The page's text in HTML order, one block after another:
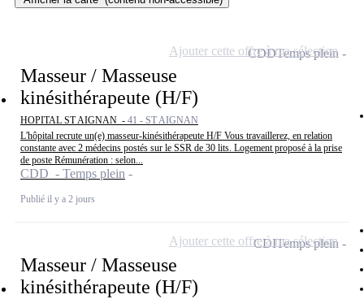
Masseur / Masseuse
kinésithérapeute (H/F)
HOPITAL ST AIGNAN - 41 - ST AIGNAN
L'hôpital recrute un(e) masseur-kinésithérapeute H/F Vous travaillerez, en relation
constante avec 2 médecins postés sur le SSR de 30 lits. Logement proposé à la prise
de poste Rémunération : selon...
CDD - Temps plein
Publié il y a 2 jours
CDDTemps plein
Ajouter cette offre à ma sélection
Masseur / Masseuse
kinésithérapeute (H/F)
CDITemps plein
Ajouter cette offre à ma sélection